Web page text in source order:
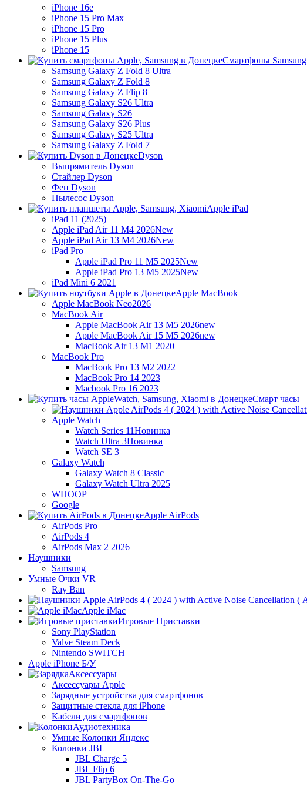
iPhone 16e
iPhone 15 Pro Max
iPhone 15 Pro
iPhone 15 Plus
iPhone 15
Смартфоны Samsung
Samsung Galaxy Z Fold 8 Ultra
Samsung Galaxy Z Fold 8
Samsung Galaxy Z Flip 8
Samsung Galaxy S26 Ultra
Samsung Galaxy S26
Samsung Galaxy S26 Plus
Samsung Galaxy S25 Ultra
Samsung Galaxy Z Fold 7
Dyson
Выпрямитель Dyson
Стайлер Dyson
Фен Dyson
Пылесос Dyson
Apple iPad
iPad 11 (2025)
Apple iPad Air 11 M4 2026New
Apple iPad Air 13 M4 2026New
iPad Pro
Apple iPad Pro 11 M5 2025New
Apple iPad Pro 13 M5 2025New
iPad Mini 6 2021
Apple MacBook
Apple MacBook Neo2026
MacBook Air
Apple MacBook Air 13 M5 2026new
Apple MacBook Air 15 M5 2026new
MacBook Air 13 M1 2020
MacBook Pro
MacBook Pro 13 M2 2022
MacBook Pro 14 2023
Macbook Pro 16 2023
Смарт часы
Apple Watch
Watch Series 11Новинка
Watch Ultra 3Новинка
Watch SE 3
Galaxy Watch
Galaxy Watch 8 Classic
Galaxy Watch Ultra 2025
WHOOP
Google
Apple AirPods
AirPods Pro
AirPods 4
AirPods Max 2 2026
Наушники
Samsung
Умные Очки VR
Ray Ban
Apple iMac
Игровые Приставки
Sony PlayStation
Valve Steam Deck
Nintendo SWITCH
Apple iPhone Б/У
Аксессуары
Аксессуары Apple
Зарядные устройства для смартфонов
Защитные стекла для iPhone
Кабели для смартфонов
Аудиотехника
Умные Колонки Яндекс
Колонки JBL
JBL Charge 5
JBL Flip 6
JBL PartyBox On-The-Go